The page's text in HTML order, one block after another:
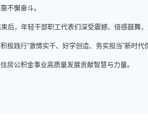
不懈奋斗。
后，年轻干部职工代表们深受震撼、倍感鼓舞
极践行“激情实干、好学创造、务实担当”新时
房公积金事业高质量发展贡献智慧与力量。